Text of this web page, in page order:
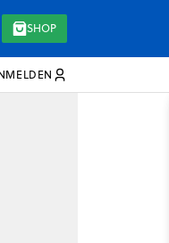
SHOP